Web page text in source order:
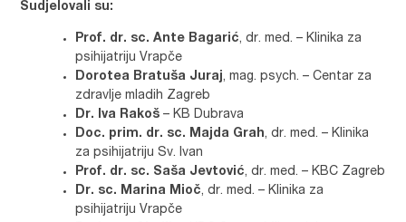
Sudjelovali su:
Prof. dr. sc. Ante Bagarić, dr. med. – Klinika za
psihijatriju Vrapče
Dorotea Bratuša Juraj, mag. psych. – Centar za
zdravlje mladih Zagreb
Dr. Iva Rakoš – KB Dubrava
Doc. prim. dr. sc. Majda Grah, dr. med. – Klinika
za psihijatriju Sv. Ivan
Prof. dr. sc. Saša Jevtović, dr. med. – KBC Zagreb
Dr. sc. Marina Mioč, dr. med. – Klinika za
psihijatriju Vrapče